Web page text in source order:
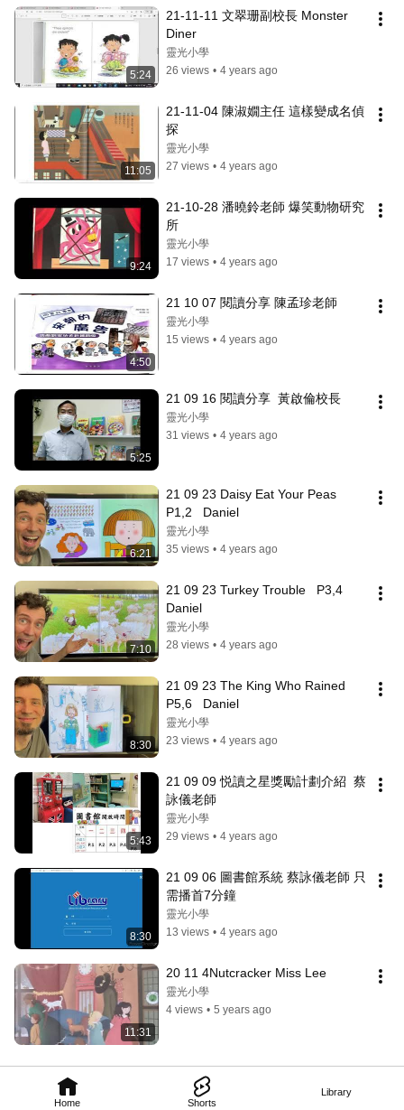
Home Shorts
Library
5:24
21-11-11 文翠珊副校長 Monster
Diner
靈光小學
26 views • 4 years ago
11:05
21-11-04 陳淑嫺主任 這樣變成名偵
探
靈光小學
27 views • 4 years ago
9:24
21-10-28 潘曉鈴老師 爆笑動物研究
所
靈光小學
17 views • 4 years ago
4:50
21 10 07 閱讀分享 陳孟珍老師
靈光小學
15 views • 4 years ago
5:25
21 09 16 閱讀分享  黃啟倫校長
靈光小學
31 views • 4 years ago
6:21
21 09 23 Daisy Eat Your Peas
P1,2   Daniel
靈光小學
35 views • 4 years ago
7:10
21 09 23 Turkey Trouble   P3,4
Daniel
靈光小學
28 views • 4 years ago
8:30
21 09 23 The King Who Rained
P5,6   Daniel
靈光小學
23 views • 4 years ago
5:43
21 09 09 悦讀之星獎勵計劃介紹  蔡
詠儀老師
靈光小學
29 views • 4 years ago
8:30
21 09 06 圖書館系統 蔡詠儀老師 只
需播首7分鐘
靈光小學
13 views • 4 years ago
11:31
20 11 4Nutcracker Miss Lee
靈光小學
4 views • 5 years ago